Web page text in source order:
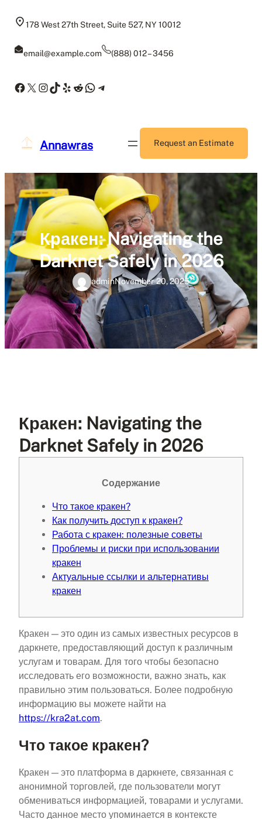
178 West 27th Street, Suite 527, NY 10012
email@example.com (888) 012 – 3456
Facebook
X Instagram
TikTok
Yelp
Reddit
WhatsApp
Telegram
Annawras Request an Estimate
Кракен: Navigating the
Darknet Safely in 2026
adminNovember 20, 2025
Кракен: Navigating the
Darknet Safely in 2026
Содержание
Что такое кракен?
Как получить доступ к кракен?
Работа с кракен: полезные советы
Проблемы и риски при использовании
кракен
Актуальные ссылки и альтернативы
кракен
Кракен — это один из самых известных ресурсов в
даркнете, предоставляющий доступ к различным
услугам и товарам. Для того чтобы безопасно
исследовать его возможности, важно знать, как
правильно этим пользоваться. Более подробную
информацию вы можете найти на
https://kra2at.com.
Что такое кракен?
Кракен — это платформа в даркнете, связанная с
анонимной торговлей, где пользователи могут
обмениваться информацией, товарами и услугами.
Часто данное место упоминается в контексте